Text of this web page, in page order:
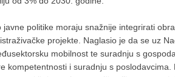
politike moraju snažnije integrirati
projekte. Naglasio je da se uz
mobilnost te suradnju s
kompetentnosti i suradnju s